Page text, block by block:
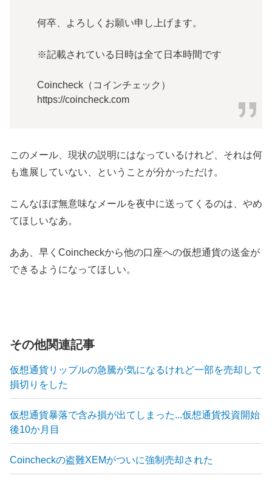
何卒、よろしくお願い申し上げます。
※記載されている日時は全て日本時間です
Coincheck（コインチェック）
https://coincheck.com
このメール、現状の説明にはなっているけれど、それは何
も進展していない、ということが分かっただけ。
こんなほぼ無意味なメールを夜中に送ってくるのは、やめ
てほしいなあ。
ああ、早くCoincheckから他の口座への仮想通貨の送金が
できるようになってほしい。
その他関連記事
仮想通貨リップルの急騰が気になるけれど一部を売却して
損切りをした
仮想通貨暴落で含み損が出てしまった...仮想通貨投資開始
後10か月目
Coincheckの盗難XEMがついに強制売却された